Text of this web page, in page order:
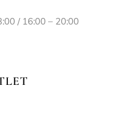
/ 16:00 – 20:00